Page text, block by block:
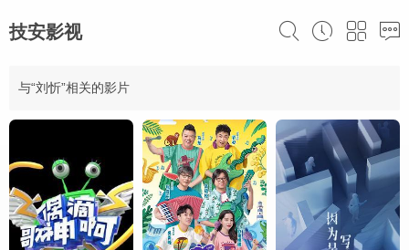
技安影视
与“刘忻”相关的影片